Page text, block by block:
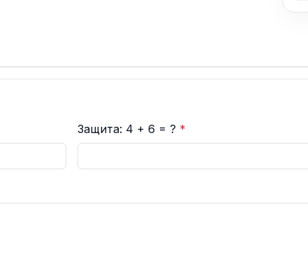
Защита: 4 + 6 = ? *